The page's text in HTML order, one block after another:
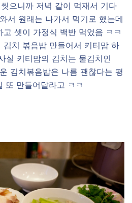
으니까 저녁 같이 먹재서 기다
서 원래는 나가서 먹기로 했는데
셋이 가정식 백반 먹었음 ㅋㅋ
치 볶음밥 만들어서 키티맘 하
실 키티맘의 김치는 물김치인
김치볶음밥은 나름 괜찮다는 평
또 만들어달라고 ㅋㅋ